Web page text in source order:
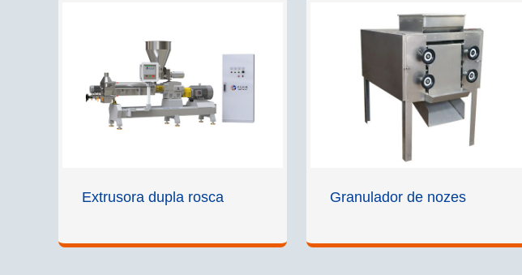
Extrusora dupla rosca Granulador de nozes